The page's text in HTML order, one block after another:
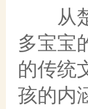
从楚
多宝宝
的传统
孩的内